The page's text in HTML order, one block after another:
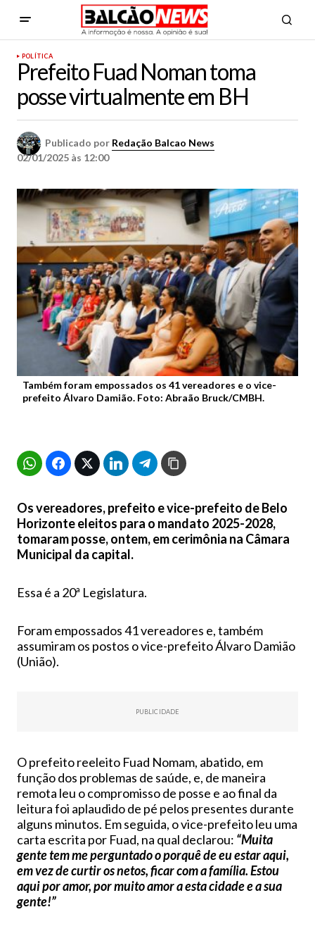
POLÍTICA
Prefeito Fuad Noman toma
posse virtualmente em BH
Publicado por Redação Balcao News
02/01/2025 às 12:00
Também foram empossados os 41 vereadores e o vice-
prefeito Álvaro Damião. Foto: Abraão Bruck/CMBH.
Os vereadores, prefeito e vice-prefeito de Belo
Horizonte eleitos para o mandato 2025-2028,
tomaram posse, ontem, em cerimônia na Câmara
Municipal da capital.
Essa é a 20ª Legislatura.
Foram empossados 41 vereadores e, também
assumiram os postos o vice-prefeito Álvaro Damião
(União).
PUBLICIDADE
O prefeito reeleito Fuad Nomam, abatido, em
função dos problemas de saúde, e, de maneira
remota leu o compromisso de posse e ao final da
leitura foi aplaudido de pé pelos presentes durante
alguns minutos. Em seguida, o vice-prefeito leu uma
carta escrita por Fuad, na qual declarou: “Muita
gente tem me perguntado o porquê de eu estar aqui,
em vez de curtir os netos, ficar com a família. Estou
aqui por amor, por muito amor a esta cidade e a sua
gente!”